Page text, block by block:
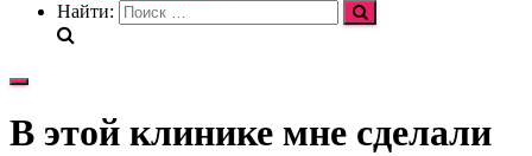
Найти:
Переключить
В этой клинике мне сделали